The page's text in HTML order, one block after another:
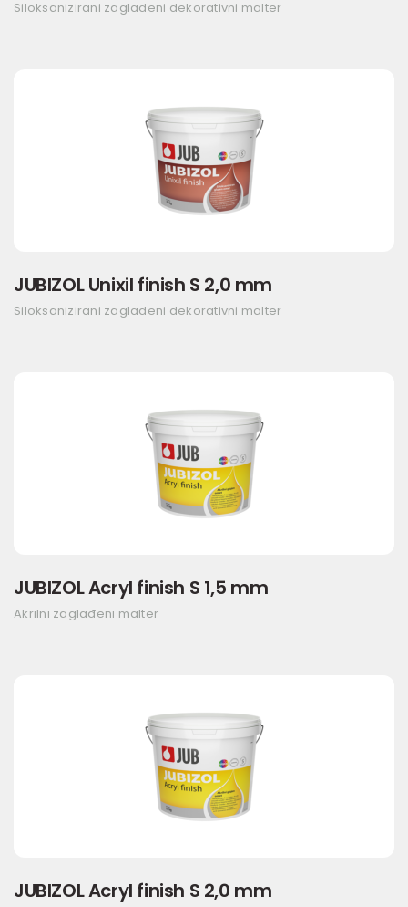
Siloksanizirani zaglađeni dekorativni malter
JUBIZOL Unixil finish S 2,0 mm
Siloksanizirani zaglađeni dekorativni malter
JUBIZOL Acryl finish S 1,5 mm
Akrilni zaglađeni malter
JUBIZOL Acryl finish S 2,0 mm